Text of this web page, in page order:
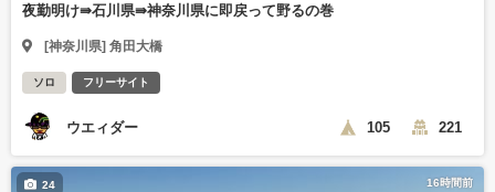
夜勤明け⇛石川県⇛神奈川県に即戻って野るの巻
[神奈川県] 角田大橋
ソロ フリーサイト
ウエィダー 105 221
16時間前
24